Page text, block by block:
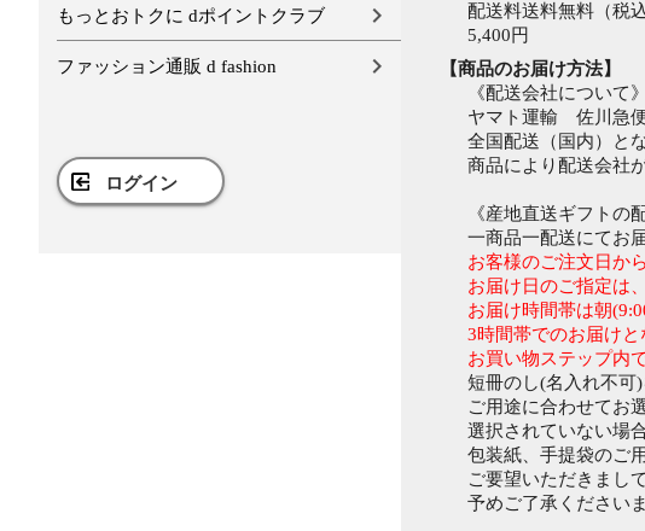
もっとおトクに dポイントクラブ
ファッション通販 d fashion
ログイン
配送料送料無料（税
5,400円
【商品のお届け方法】
《配送会社について》
ヤマト運輸 佐川急
全国配送（国内）と
商品により配送会社
《産地直送ギフトの
一商品一配送にてお
お客様のご注文日か
お届け日のご指定は
お届け時間帯は朝
3時間帯でのお届けと
お買い物ステップ内
短冊のし(名入れ不可)
ご用途に合わせてお
選択されていない場
包装紙、手提袋のご
ご要望いただきまし
予めご了承くださいま